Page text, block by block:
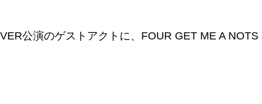
公演のゲストアクトに、FOUR GET ME A NOTS